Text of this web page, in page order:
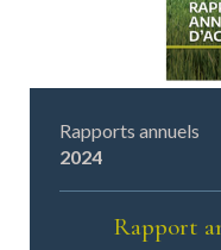
Rapports annuels
2024
Rapport